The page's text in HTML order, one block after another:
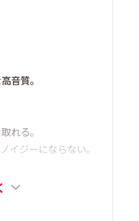
音質。
れる。
イジーにならない。